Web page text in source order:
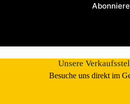
Unsere
Besuche uns direkt im